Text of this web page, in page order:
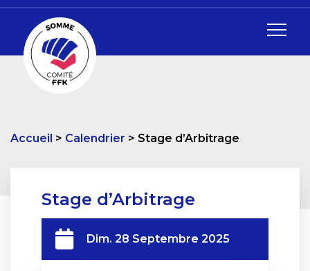
Accueil Calendrier Stage d’Arbitrage
Stage d’Arbitrage
Dim. 28 Septembre 2025